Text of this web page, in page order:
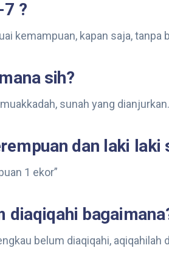
?
kemampuan, kapan saja, tanpa
sih?
sunah yang
dan laki laki
1 ekor”
diaqiqahi
belum diaqiqahi,